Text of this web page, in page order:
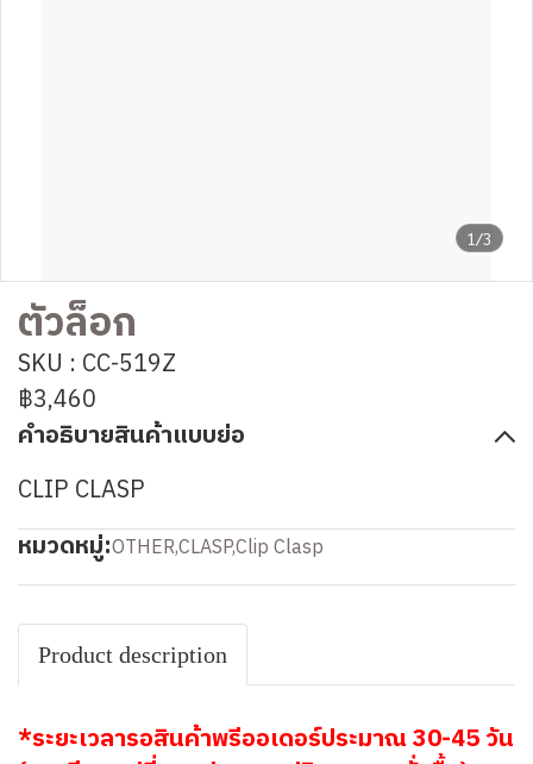
1/3
ตัวล็อก
SKU : CC-519Z
฿3,460
คำอธิบายสินค้าแบบย่อ
CLIP CLASP
หมวดหมู่:OTHER,CLASP,Clip Clasp
Product description
*ระยะเวลารอสินค้าพรีออเดอร์ประมาณ 30-45 วัน